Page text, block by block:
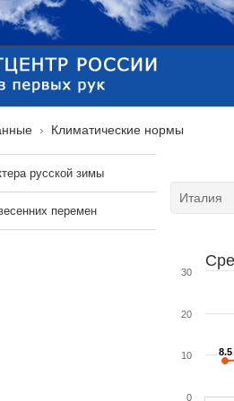
Климатические нормы
8.5
8.5
0
10
20
30
русской зимы
перемен